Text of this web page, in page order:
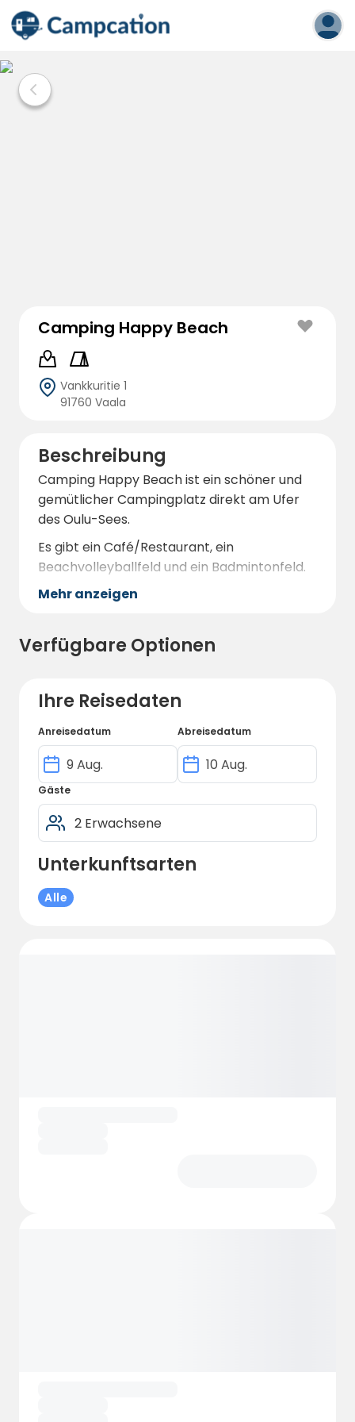
Camping Happy Beach
Vankkuritie 1
91760 Vaala
Beschreibung
Camping Happy Beach ist ein schöner und
gemütlicher Campingplatz direkt am Ufer
des Oulu-Sees.
Es gibt ein Café/Restaurant, ein
Beachvolleyballfeld und ein Badmintonfeld.
Mehr anzeigen
Verfügbare Optionen
Ihre Reisedaten
Anreisedatum Abreisedatum
Gäste
Unterkunftsarten
Alle